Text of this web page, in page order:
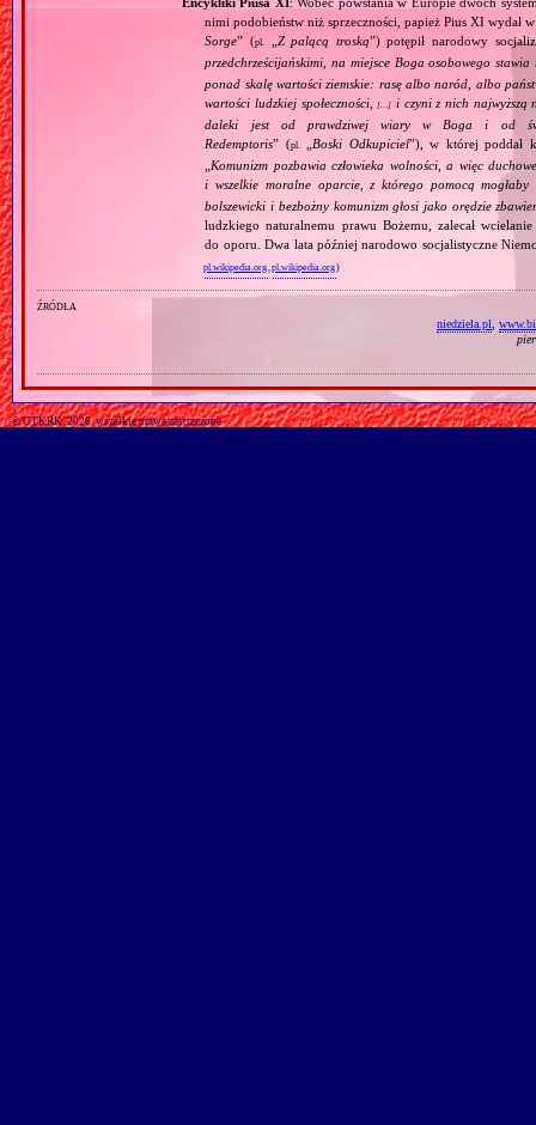
nimi podobieństw niż sprzeczności, papież Pius XI
Sorge” (pl. Z palącą troską”) potępił narodowy
przedchrześcijańskimi, na miejsce Boga osobowego
ponad skalę wartości ziemskie: rasę albo naród, albo
wartości ludzkiej społeczności,[…] i czyni z nich najwyższą
daleki jest od prawdziwej wiary w Boga i od
Redemptoris” (pl. Boski Odkupiciel”), w której poddał
Komunizm pozbawia człowieka wolności, a więc
i wszelkie moralne oparcie, z którego pomocą
bolszewicki i bezbożny komunizm głosi jako orędzie
ludzkiego naturalnemu prawu Bożemu, zalecał
do oporu. Dwa lata później narodowo socjalistyczne
pl.wikipedia.org,pl.wikipedia.org)
źródła
niedziela.pl
© GTKRK, 2026, wszelkie prawa zastrzeżone